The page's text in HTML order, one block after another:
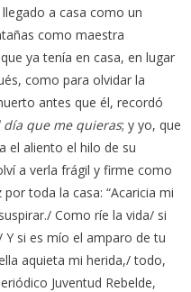
a casa como un
como maestra
ya tenía en casa, en lugar
como para olvidar la
antes que él, recordó
día que me quieras; y yo, que
el aliento el hilo de su
a verla frágil y firme como
toda la casa: “Acaricia mi
Como ríe la vida/ si
si es mío el amparo de tu
aquieta mi herida,/ todo,
Juventud Rebelde,